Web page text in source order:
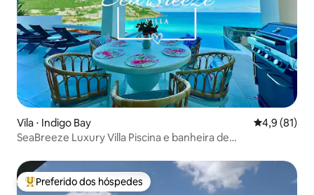
Vila ⋅ Indigo Bay 4,9 de uma
4,9 (81)
SeaBreeze Luxury Villa Piscina e banheira de
Entre os melhores preferidos dos hóspedes
Preferido dos hóspedes